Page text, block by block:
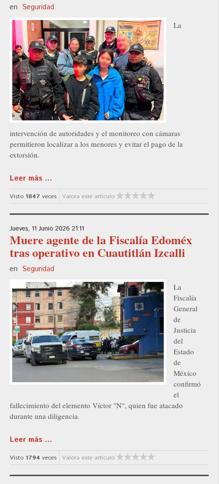
en Seguridad
La
intervención de autoridades y el monitoreo con cámaras
permitieron localizar a los menores y evitar el pago de la
extorsión.
Leer más ...
Visto 1847 veces Valora este artículo
Jueves, 11 Junio 2026 21:11
Muere agente de la Fiscalía Edoméx
tras operativo en Cuautitlán Izcalli
en Seguridad
La
Fiscalía
General
de
Justicia
del
Estado
de
México
confirmó
el
fallecimiento del elemento Víctor "N", quien fue atacado
durante una diligencia.
Leer más ...
Visto 1794 veces Valora este artículo